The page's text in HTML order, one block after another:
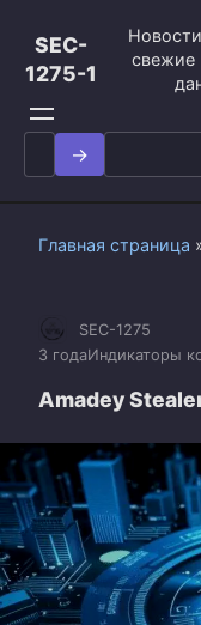
контенту
SEC-
1275-1
свежие
Search
for:
Главная страница
SEC-1275
3 годаИндикаторы
Amadey